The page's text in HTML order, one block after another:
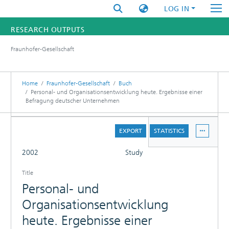
LOG IN
RESEARCH OUTPUTS
RESEARCHERS
INSTITUTES
Fraunhofer-Gesellschaft
Home Fraunhofer-Gesellschaft
Buch
Personal- und Organisationsentwicklung heute. Ergebnisse einer
Befragung deutscher Unternehmen
PUBLICATIONS
EXPORT STATISTICS
2002 Study
Title
Personal- und
Organisationsentwicklung
heute. Ergebnisse einer